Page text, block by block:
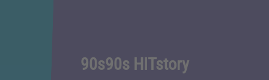
90s90s HITstory